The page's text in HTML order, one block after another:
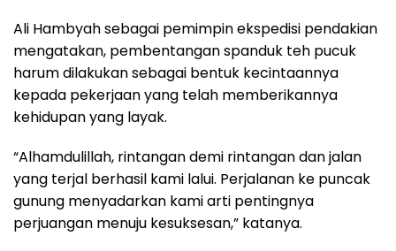
Ali Hambyah sebagai pemimpin ekspedisi pendakian
mengatakan, pembentangan spanduk teh pucuk
harum dilakukan sebagai bentuk kecintaannya
kepada pekerjaan yang telah memberikannya
kehidupan yang layak.
“Alhamdulillah, rintangan demi rintangan dan jalan
yang terjal berhasil kami lalui. Perjalanan ke puncak
gunung menyadarkan kami arti pentingnya
perjuangan menuju kesuksesan,” katanya.